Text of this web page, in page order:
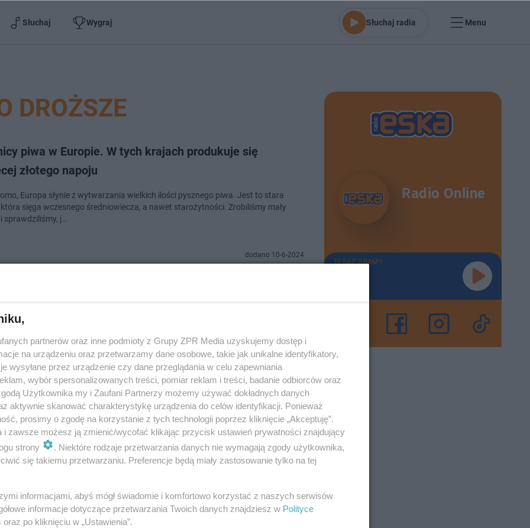
Słuchaj Wygraj Słuchaj radia Menu
DROŻSZE
piwa w Europie. W tych krajach produkuje się
złotego napoju
Europa słynie z wytwarzania wielkich ilości pysznego piwa. Jest to stara
sięga wczesnego średniowiecza, a nawet starożytności. Zrobiliśmy mały
sprawdziliśmy, j…
dodano 10-6-2024
Producenci zacierają ręce, bo ten okres przynosi im min. 50 proc. rocznej
Sklepy zachęcają kons…
dodano 27-4-2023
o kilka złotych na BUTELCE. Potrzebne wpływy
Ustawa już jest
o kilka złotych więcej…
Radio Online
TERAZ GRAMY
partnerów oraz inne podmioty z Grupy ZPR Media uzyskujemy dostęp i
na urządzeniu oraz przetwarzamy dane osobowe, takie jak unikalne identyfikatory,
wysyłane przez urządzenie czy dane przeglądania w celu zapewniania
wybór spersonalizowanych treści, pomiar reklam i treści, badanie odbiorców oraz
Użytkownika my i Zaufani Partnerzy możemy używać dokładnych danych
aktywnie skanować charakterystykę urządzenia do celów identyfikacji. Ponieważ
prosimy o zgodę na korzystanie z tych technologii poprzez kliknięcie „Akceptuję”.
i zawsze możesz ją zmienić/wycofać klikając przycisk ustawień prywatności znajdujący
strony
. Niektóre rodzaje przetwarzania danych nie wymagają zgody użytkownika,
się takiemu przetwarzaniu. Preferencje będą miały zastosowanie tylko na tej
informacjami, abyś mógł świadomie i komfortowo korzystać z naszych serwisów
informacje dotyczące przetwarzania Twoich danych znajdziesz w Polityce
oraz po kliknięciu w „Ustawienia”.